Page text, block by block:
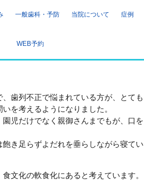
一般歯科・予防 当院について 症例
WEB予約
歯列不正で悩まれている方が、とても
を考えるようになりました。
児だけでなく親御さんまでもが、口を
き足らずよだれを垂らしながら寝てい
文化の軟食化にあると考えています。